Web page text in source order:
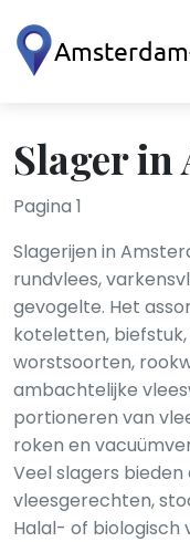
Slager in
Pagina 1
Slagerijen in
rundvlees,
gevogelte. Het
koteletten,
worstsoorten,
ambachtelijke
portioneren van
roken en
Veel slagers
vleesgerechten,
Halal- of biologisch